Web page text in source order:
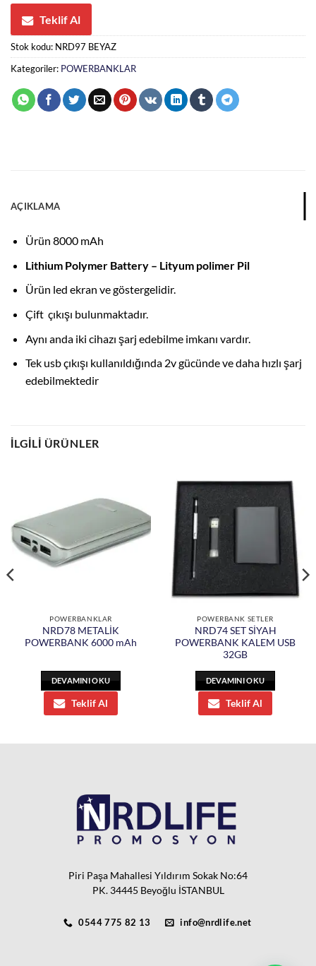
Teklif Al
Stok kodu: NRD97 BEYAZ
Kategoriler: POWERBANKLAR
AÇIKLAMA
Ürün 8000 mAh
Lithium Polymer Battery – Lityum polimer Pil
Ürün led ekran ve göstergelidir.
Çift çıkışı bulunmaktadır.
Aynı anda iki cihazı şarj edebilme imkanı vardır.
Tek usb çıkışı kullanıldığında 2v gücünde ve daha hızlı şarj
edebilmektedir
İLGILI ÜRÜNLER
POWERBANKLAR
NRD78 METALİK
POWERBANK 6000 mAh
DEVAMINI OKU
Teklif Al
POWERBANK SETLER
NRD74 SET SİYAH
POWERBANK KALEM USB
32GB
DEVAMINI OKU
Teklif Al
Piri Paşa Mahallesi Yıldırım Sokak No:64
PK. 34445 Beyoğlu İSTANBUL
0544 775 82 13 info@nrdlife.net